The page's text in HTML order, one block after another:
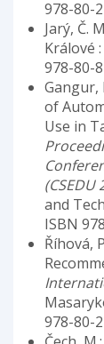
978-80-
Jarý, Č.
Králové
978-80-
Gangur,
of
Use in
(CSEDU
and
ISBN
Říhová,
978-80-